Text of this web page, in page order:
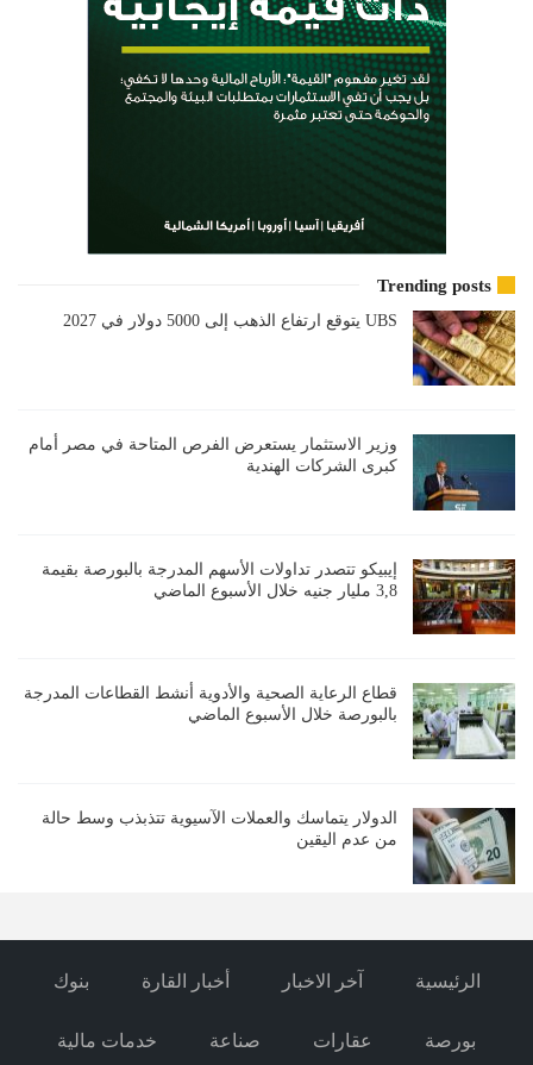
Trending posts
UBS يتوقع ارتفاع الذهب إلى 5000 دولار في 2027
وزير الاستثمار يستعرض الفرص المتاحة في مصر أمام
كبرى الشركات الهندية
إيبيكو تتصدر تداولات الأسهم المدرجة بالبورصة بقيمة
3,8 مليار جنيه خلال الأسبوع الماضي
قطاع الرعاية الصحية والأدوية أنشط القطاعات المدرجة
بالبورصة خلال الأسبوع الماضي
الدولار يتماسك والعملات الآسيوية تتذبذب وسط حالة
من عدم اليقين
الرئيسية آخر الاخبار أخبار القارة بنوك
بورصة عقارات صناعة خدمات مالية